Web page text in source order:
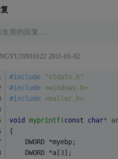
友善的回复…
2011-01-02
#include
"stdafx.h"
#include <windows.h>
#include <malloc.h>
void myprintf(const char*
{
	DWORD *myebp;
	DWORD *a[
3];